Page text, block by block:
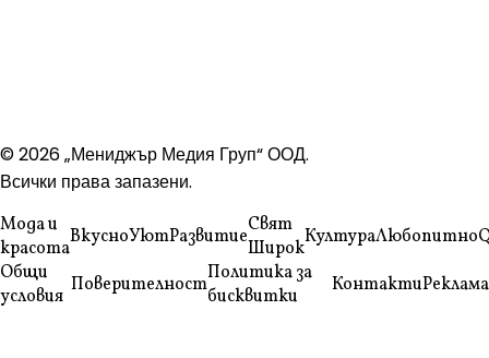
© 2026 „Мениджър Медия Груп“ ООД.
Всички права запазени.
Мода и
красотаВкусноУютРазвитиеСвят
ШирокКултураЛюбопитно
Общи
условия ПоверителностПолитика за
бисквитки
КонтактиРеклама